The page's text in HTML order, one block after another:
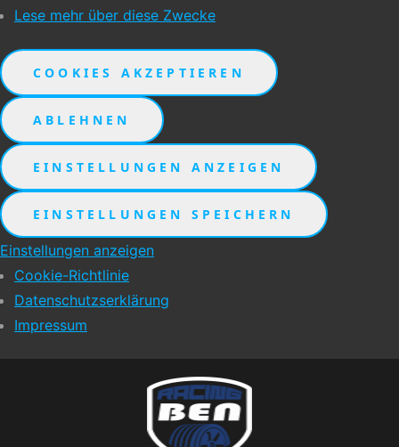
Lese mehr über diese Zwecke
COOKIES AKZEPTIEREN
ABLEHNEN
EINSTELLUNGEN ANZEIGEN
EINSTELLUNGEN SPEICHERN
Einstellungen anzeigen
Cookie-Richtlinie
Datenschutzserklärung
Impressum